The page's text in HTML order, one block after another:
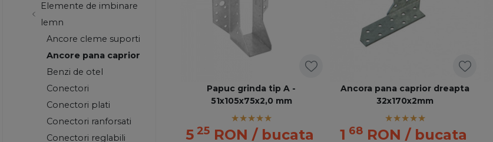
Elemente de imbinare
lemn
Ancore cleme suporti
Ancore pana caprior
Benzi de otel
Conectori
Conectori plati
Conectori ranforsati
Conectori reglabili
Papuc grinda tip A -
51x105x75x2,0 mm
5 25 RON / bucata
Ancora pana caprior dreapta
32x170x2mm
1 68 RON / bucata